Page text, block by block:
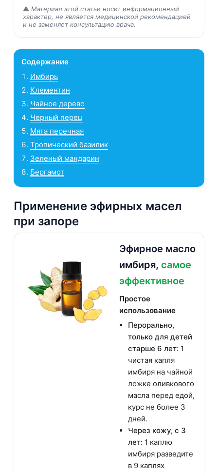
⚠️ Материал этой статьи носит информационный
характер, не является медицинской рекомендацией
и не заменяет консультацию врача.
Содержание
Имбирь
Клементин
Чайное дерево
Черный перец
Мята перечная
Тропический базилик
Зеленый мандарин
Бергамот
Применение эфирных масел
при запоре
Эфирное масло
имбиря, самое
эффективное
Простое
использование
Перорально,
только для детей
старше 6 лет: 1
чистая капля
имбиря на чайной
ложке оливкового
масла перед едой,
курс не более 3
дней.
Через кожу, с 3
лет: 1 каплю
имбиря разведите
в 9 каплях